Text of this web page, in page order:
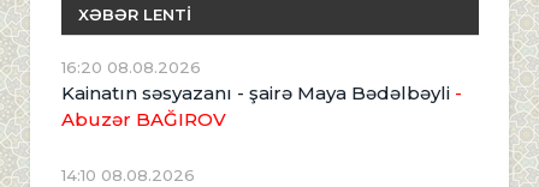
XƏBƏR LENTİ
16:20 08.08.2026
Kainatın səsyazanı - şairə Maya Bədəlbəyli -
Abuzər BAĞIROV
14:10 08.08.2026